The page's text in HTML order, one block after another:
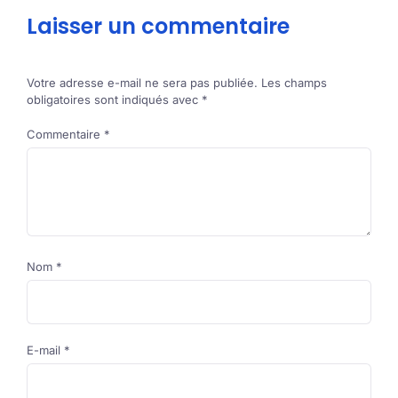
Laisser un commentaire
Votre adresse e-mail ne sera pas publiée. Les champs
obligatoires sont indiqués avec *
Commentaire *
Nom *
E-mail *